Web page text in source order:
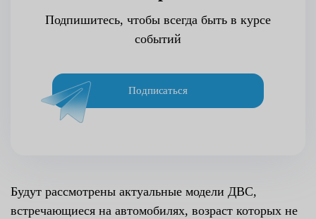
Подпишитесь, чтобы всегда быть в курсе
событий
Подписаться
Будут рассмотрены актуальные модели ДВС,
встречающиеся на автомобилях, возраст которых не